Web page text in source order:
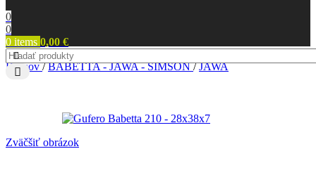
0
0
0 items 0,00 €
Domov/ BABETTA - JAWA - SIMSON/ JAWA
Zväčšiť obrázok